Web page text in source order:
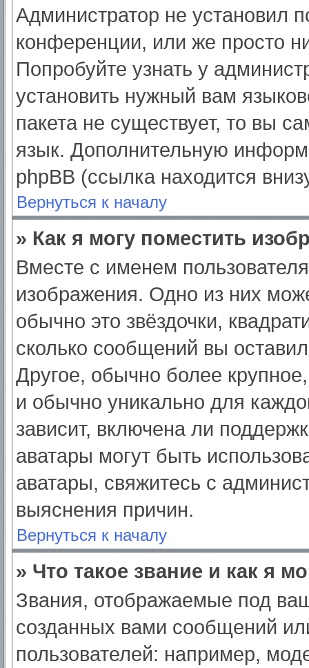
Администратор не установил
конференции, или же просто
Попробуйте узнать у
установить нужный вам
пакета не существует, то вы
язык. Дополнительную
phpBB (ссылка находится
Вернуться к началу
» Как я могу поместить
Вместе с именем
изображения. Одно из них
обычно это звёздочки,
сколько сообщений вы
Другое, обычно более
и обычно уникально для
зависит, включена ли
аватары могут быть
аватары, свяжитесь с
выяснения причин.
Вернуться к началу
» Что такое звание и как я
Звания, отображаемые под
созданных вами сообщений
пользователей: например,